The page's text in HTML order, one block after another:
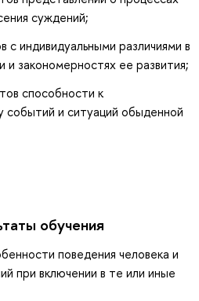
суждений;
с индивидуальными различиями в
и закономерностях ее развития;
способности к
событий и ситуаций обыденной
обучения
поведения человека и
при включении в те или иные